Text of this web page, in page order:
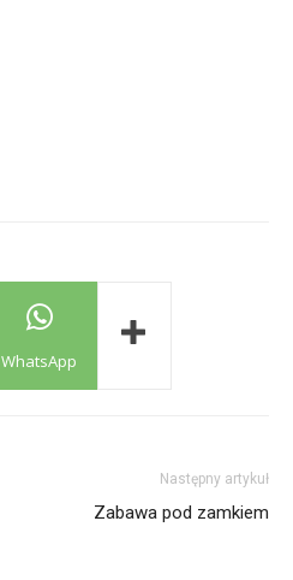
WhatsApp
Następny artykuł
Zabawa pod zamkiem